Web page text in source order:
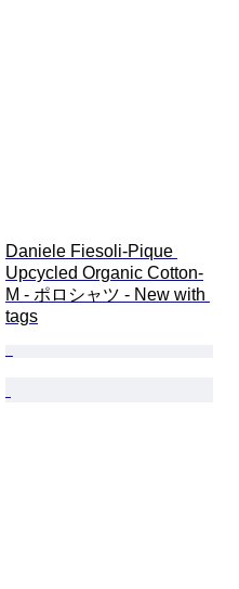
Daniele Fiesoli-Pique
Upcycled Organic Cotton-
M - ポロシャツ - New with
tags